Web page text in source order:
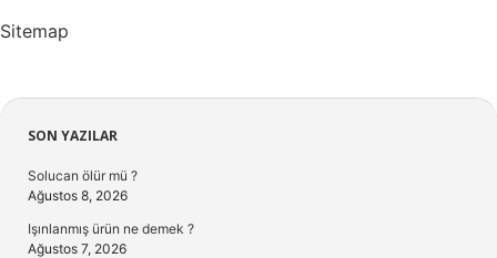
Sitemap
Sidebar
SON YAZILAR
Solucan ölür mü ?
Ağustos 8, 2026
Işınlanmış ürün ne demek ?
Ağustos 7, 2026